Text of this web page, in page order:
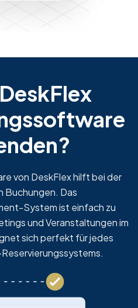
von DeskFlex hilft bei der
Buchungen. Das
System ist einfach zu
und Veranstaltungen im
sich perfekt für jedes